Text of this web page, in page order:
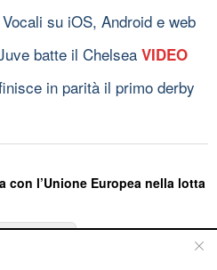
su iOS, Android e web
batte il Chelsea VIDEO
in parità il primo derby
con l’Unione Europea nella lotta